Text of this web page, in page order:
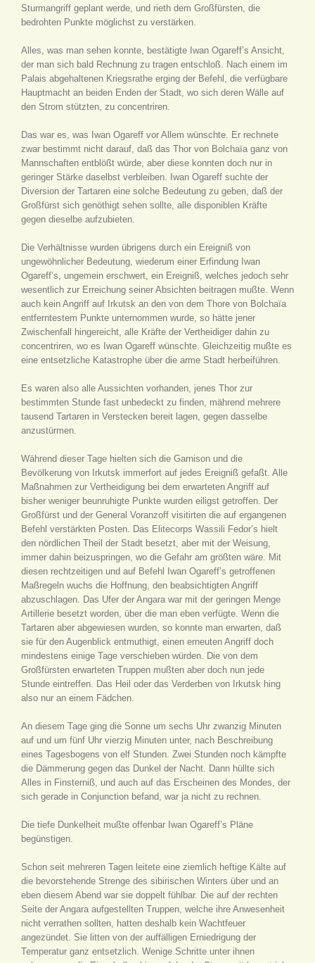
Sturmangriff geplant werde, und rieth dem Großfürsten, die
bedrohten Punkte möglichst zu verstärken.
Alles, was man sehen konnte, bestätigte Iwan Ogareff’s Ansicht,
der man sich bald Rechnung zu tragen entschloß. Nach einem im
Palais abgehaltenen Kriegsrathe erging der Befehl, die verfügbare
Hauptmacht an beiden Enden der Stadt, wo sich deren Wälle auf
den Strom stützten, zu concentriren.
Das war es, was Iwan Ogareff vor Allem wünschte. Er rechnete
zwar bestimmt nicht darauf, daß das Thor von Bolchaïa ganz von
Mannschaften entblößt würde, aber diese konnten doch nur in
geringer Stärke daselbst verbleiben. Iwan Ogareff suchte der
Diversion der Tartaren eine solche Bedeutung zu geben, daß der
Großfürst sich genöthigt sehen sollte, alle disponiblen Kräfte
gegen dieselbe aufzubieten.
Die Verhältnisse wurden übrigens durch ein Ereigniß von
ungewöhnlicher Bedeutung, wiederum einer Erfindung Iwan
Ogareff’s, ungemein erschwert, ein Ereigniß, welches jedoch sehr
wesentlich zur Erreichung seiner Absichten beitragen mußte. Wenn
auch kein Angriff auf Irkutsk an den von dem Thore von Bolchaïa
entferntestem Punkte unternommen wurde, so hätte jener
Zwischenfall hingereicht, alle Kräfte der Vertheidiger dahin zu
concentriren, wo es Iwan Ogareff wünschte. Gleichzeitig mußte es
eine entsetzliche Katastrophe über die arme Stadt herbeiführen.
Es waren also alle Aussichten vorhanden, jenes Thor zur
bestimmten Stunde fast unbedeckt zu finden, mährend mehrere
tausend Tartaren in Verstecken bereit lagen, gegen dasselbe
anzustürmen.
Während dieser Tage hielten sich die Garnison und die
Bevölkerung von Irkutsk immerfort auf jedes Ereigniß gefaßt. Alle
Maßnahmen zur Vertheidigung bei dem erwarteten Angriff auf
bisher weniger beunruhigte Punkte wurden eiligst getroffen. Der
Großfürst und der General Voranzoff visitirten die auf ergangenen
Befehl verstärkten Posten. Das Elitecorps Wassili Fedor’s hielt
den nördlichen Theil der Stadt besetzt, aber mit der Weisung,
immer dahin beizuspringen, wo die Gefahr am größten wäre. Mit
diesen rechtzeitigen und auf Befehl Iwan Ogareff’s getroffenen
Maßregeln wuchs die Hoffnung, den beabsichtigten Angriff
abzuschlagen. Das Ufer der Angara war mit der geringen Menge
Artillerie besetzt worden, über die man eben verfügte. Wenn die
Tartaren aber abgewiesen wurden, so konnte man erwarten, daß
sie für den Augenblick entmuthigt, einen erneuten Angriff doch
mindestens einige Tage verschieben würden. Die von dem
Großfürsten erwarteten Truppen mußten aber doch nun jede
Stunde eintreffen. Das Heil oder das Verderben von Irkutsk hing
also nur an einem Fädchen.
An diesem Tage ging die Sonne um sechs Uhr zwanzig Minuten
auf und um fünf Uhr vierzig Minuten unter, nach Beschreibung
eines Tagesbogens von elf Stunden. Zwei Stunden noch kämpfte
die Dämmerung gegen das Dunkel der Nacht. Dann hüllte sich
Alles in Finsterniß, und auch auf das Erscheinen des Mondes, der
sich gerade in Conjunction befand, war ja nicht zu rechnen.
Die tiefe Dunkelheit mußte offenbar Iwan Ogareff’s Pläne
begünstigen.
Schon seit mehreren Tagen leitete eine ziemlich heftige Kälte auf
die bevorstehende Strenge des sibirischen Winters über und an
eben diesem Abend war sie doppelt fühlbar. Die auf der rechten
Seite der Angara aufgestellten Truppen, welche ihre Anwesenheit
nicht verrathen sollten, hatten deshalb kein Wachtfeuer
angezündet. Sie litten von der auffälligen Erniedrigung der
Temperatur ganz entsetzlich. Wenige Schritte unter ihnen